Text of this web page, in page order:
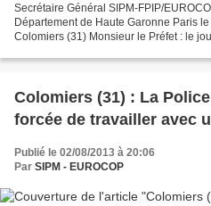
Secrétaire Général SIPM-FPIP/
Département de Haute Garonne Paris
Colomiers (31) Monsieur le Préfet : le
Colomiers (31) : La
forcée de travailler avec
Publié le 02/08/2013 à 20:06
Par SIPM - EUROCOP